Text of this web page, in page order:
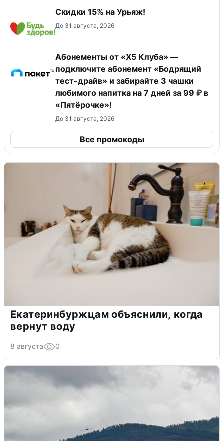
Скидки 15% на Урьяж!
До 31 августа, 2026
Абонементы от «Х5 Клуба» —
подключите абонемент «Бодрящий
тест-драйв» и забирайте 3 чашки
любимого напитка на 7 дней за 99 ₽ в
«Пятёрочке»!
До 31 августа, 2026
Все промокоды
Екатеринбуржцам объяснили, когда
вернут воду
8 августа 0